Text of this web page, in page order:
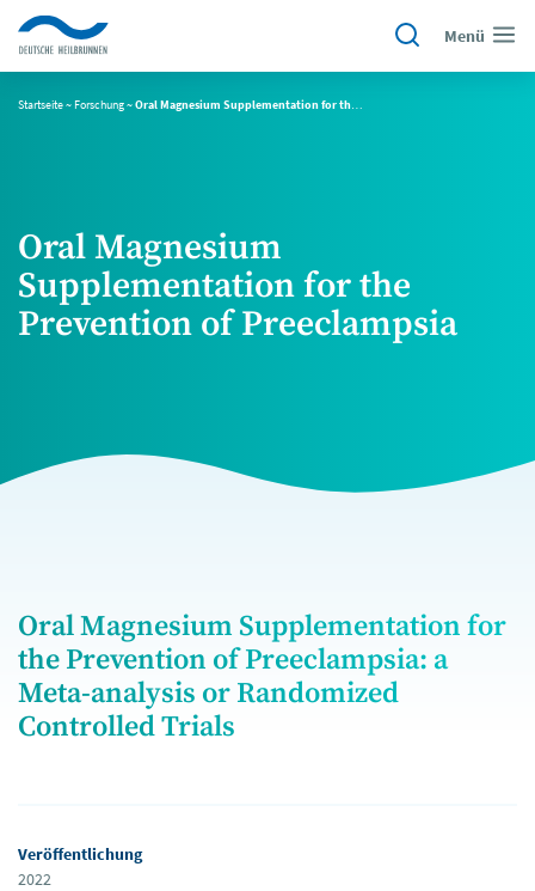
Menü
Startseite~Forschung~Oral Magnesium Supplementation for the Prevention of Preeclampsia
Oral Magnesium
Supplementation for the
Prevention of Preeclampsia
Oral Magnesium Supplementation for
the Prevention of Preeclampsia: a
Meta-analysis or Randomized
Controlled Trials
Veröffentlichung
2022